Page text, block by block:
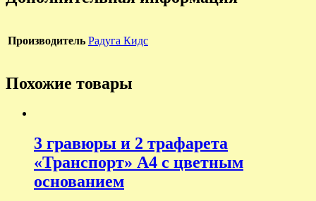
Производитель Радуга Кидс
Похожие товары
3 гравюры и 2 трафарета
«Транспорт» А4 с цветным
основанием